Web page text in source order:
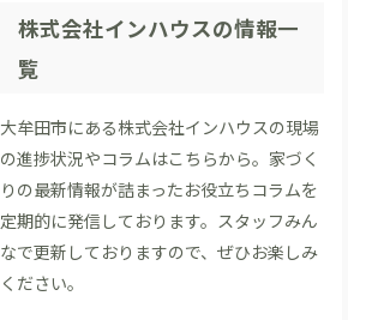
株式会社インハウスの情報一
覧
大牟田市にある株式会社インハウスの現場
の進捗状況やコラムはこちらから。家づく
りの最新情報が詰まったお役立ちコラムを
定期的に発信しております。スタッフみん
なで更新しておりますので、ぜひお楽しみ
ください。